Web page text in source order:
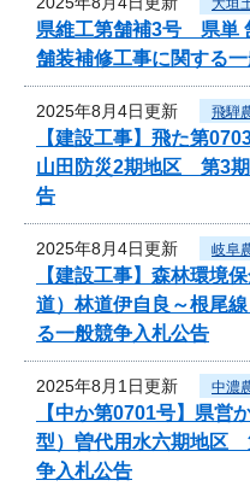
大垣
県維工第舗補3号 県単
舗装補修工事に関する
2025年8月4日更新 飛騨
【建設工事】飛た第
山田防災2期地区 第3
告
2025年8月4日更新 岐阜
【建設工事】森林環境
道）林道伊自良～根尾
る一般競争入札公告
2025年8月1日更新 中濃
【中か第0701号】県営
型）曽代用水六期地区
争入札公告